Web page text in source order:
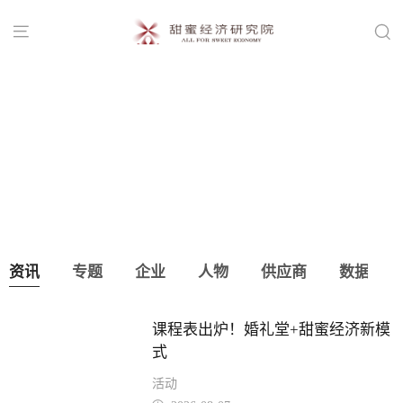
 
资讯 专题 企业 人物 供应商 数据
课程表出炉！婚礼堂+甜蜜经济新模
式
活动